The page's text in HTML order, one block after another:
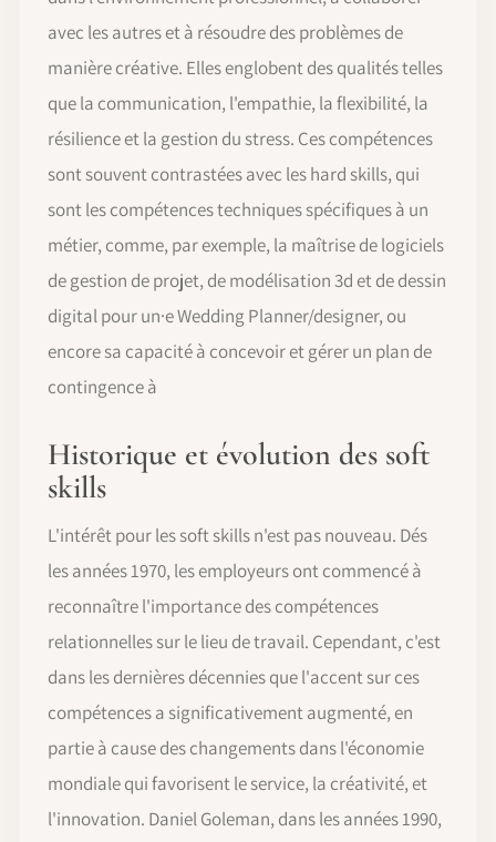
avec les autres et à résoudre des problèmes de
manière créative. Elles englobent des qualités telles
que la communication, l'empathie, la flexibilité, la
résilience et la gestion du stress. Ces compétences
sont souvent contrastées avec les hard skills, qui
sont les compétences techniques spécifiques à un
métier, comme, par exemple, la maîtrise de logiciels
de gestion de projet, de modélisation 3d et de dessin
digital pour un·e Wedding Planner/designer, ou
encore sa capacité à concevoir et gérer un plan de
contingence à
Historique et évolution des soft
skills
L'intérêt pour les soft skills n'est pas nouveau. Dés
les années 1970, les employeurs ont commencé à
reconnaître l'importance des compétences
relationnelles sur le lieu de travail. Cependant, c'est
dans les dernières décennies que l'accent sur ces
compétences a significativement augmenté, en
partie à cause des changements dans l'économie
mondiale qui favorisent le service, la créativité, et
l'innovation. Daniel Goleman, dans les années 1990,